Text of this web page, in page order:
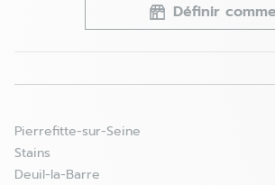
Définir
4
30.86
Creil - Saint-Maximin
60740 Saint Maximin
Pierrefitte-sur-Seine
Stains
Deuil-la-Barre